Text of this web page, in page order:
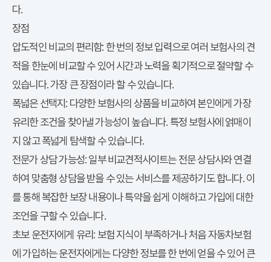
다.
장점
압도적인 비교의 편리함: 한 번의 정보 입력으로 여러 보험사의 견
적을 한눈에 비교할 수 있어 시간과 노력을 획기적으로 절약할 수
있습니다. 가장 큰 장점이라 할 수 있습니다.
폭넓은 선택지: 다양한 보험사의 상품을 비교하여 본인에게 가장
유리한 조건을 찾아낼 가능성이 높습니다. 특정 보험사에 얽매이
지 않고 폭넓게 탐색할 수 있습니다.
전문가 상담 가능성:일부 비교견적사이트는 전문 상담사와 연결
하여 맞춤형 상담을 받을 수 있는 서비스를 제공하기도 합니다. 이
를 통해 복잡한 보장 내용이나 특약을 쉽게 이해하고 가입에 대한
조언을 구할 수 있습니다.
초보 운전자에게 유리: 보험 지식이 부족하거나 처음 자동차보험
에 가입하는 운전자에게는 다양한 정보를 한 번에 얻을 수 있어 큰